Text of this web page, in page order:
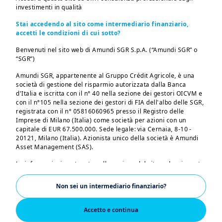
Opportunità per una crescita sostenibile
CONTENUTO Amundi SecondaPensione Plus
CONTENUTO Documentazione legale
CONTENUTO Comunicazioni agli investitori
CONTENUTO
Amundi for Advisor, l'app dedicata agli
operatori professionali è tutta nuova, veloce e
personalizzabile!
investimenti in qualità
Stai accedendo al sito come intermediario finanziario,
accetti le condizioni di cui sotto?
Benvenuti nel sito web di Amundi SGR S.p.A. (“Amundi SGR” o
“SGR”)
Amundi SGR, appartenente al Gruppo Crédit Agricole, è una
società di gestione del risparmio autorizzata dalla Banca
d'Italia e iscritta con il n° 40 nella sezione dei gestori OICVM e
con il n°105 nella sezione dei gestori di FIA dell'albo delle SGR,
registrata con il n° 05816060965 presso il Registro delle
Imprese di Milano (Italia) come società per azioni con un
capitale di EUR 67.500.000. Sede legale: via Cernaia, 8-10 -
20121, Milano (Italia). Azionista unico della società è Amundi
Asset Management (SAS).
Le informazioni contenute nella sezione del sito web cui avrete
accesso non sono destinate al pubblico, ma sono riservate
esclusivamente a clienti professionali di diritto (di seguito
anche “Investitori Qualificati” o singolarmente “Investitore
Qualificato”), intendendosi per tali (i) i clienti professionali
privati che soddisfano i requisiti di cui al punto I dell’Allegato n.
3 al regolamento adottato dalla Consob con delibera n.
Accetto e continua
Non sei un intermediario finanziario?